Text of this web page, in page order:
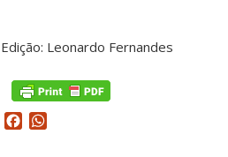
Edição: Leonardo Fernandes
Facebook